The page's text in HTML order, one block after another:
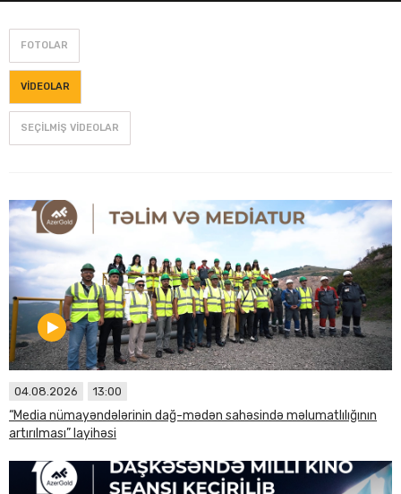
FOTOLAR
VIDEOLAR
SEÇILMIŞ VIDEOLAR
04.08.2026 13:00
“Media nümayəndələrinin dağ-mədən sahəsində məlumatlılığının
artırılması” layihəsi